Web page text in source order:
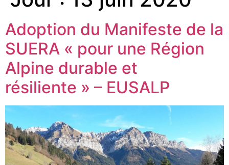
Adoption du Manifeste de la
SUERA « pour une Région
Alpine durable et
résiliente » – EUSALP